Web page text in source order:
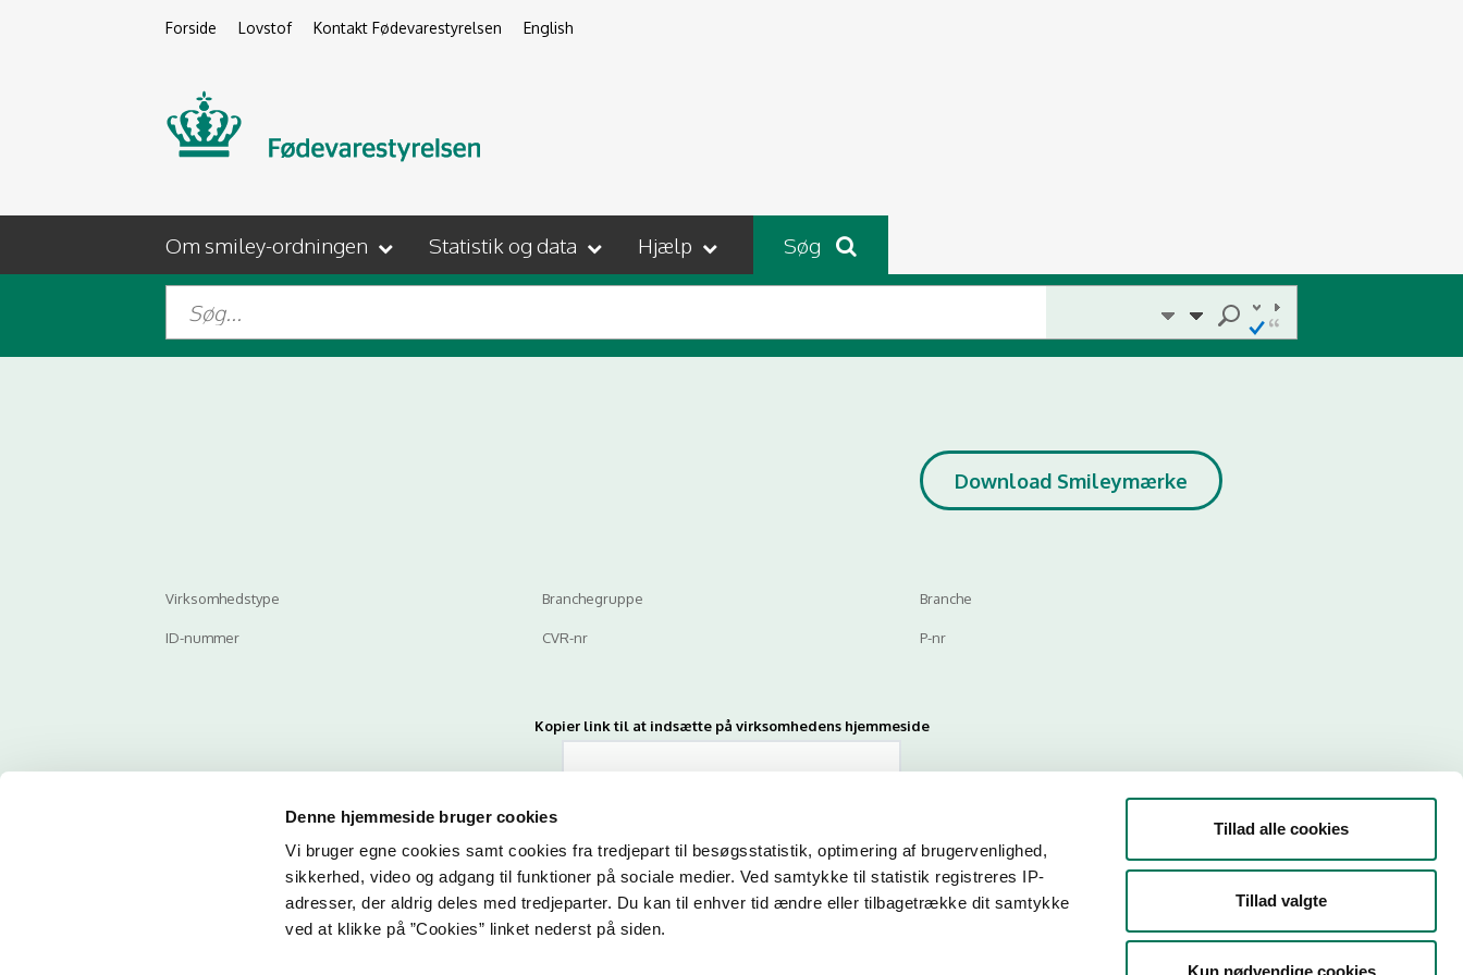
Denne hjemmeside bruger cookies
Vi bruger egne cookies samt cookies fra tredjepart til besøgsstatistik, optimering af brugervenlighed,
sikkerhed, video og adgang til funktioner på sociale medier. Ved samtykke til statistik registreres IP-
adresser, der aldrig deles med tredjeparter. Du kan til enhver tid ændre eller tilbagetrække dit samtykke
ved at klikke på ”Cookies” linket nederst på siden.
Tillad alle cookies
Tillad valgte
Kun nødvendige cookies
Forside Lovstof Kontakt Fødevarestyrelsen English
Om smiley-ordningen Statistik og data Hjælp Søg
Download Smileymærke
Virksomhedstype Branchegruppe Branche
ID-nummer CVR-nr P-nr
Kopier link til at indsætte på virksomhedens hjemmeside
Email
Her kan du indtaste din mail og abonnere på denne virksomheds kontrolrapporter. Så
får du en mail, når der kommer en ny kontrolrapport.